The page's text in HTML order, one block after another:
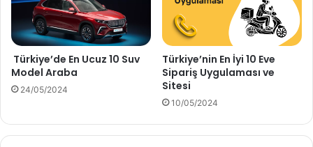
Türkiye’de En Ucuz 10 Suv
Model Araba
24/05/2024
Türkiye’nin En İyi 10 Eve
Sipariş Uygulaması ve
Sitesi
10/05/2024